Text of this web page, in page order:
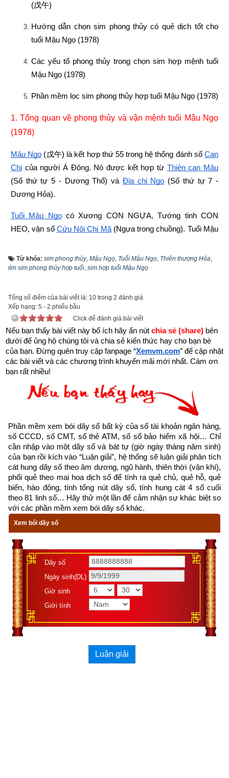
(戊午)
Hướng dẫn chọn sim phong thủy có quẻ dịch tốt cho
tuổi Mậu Ngọ (1978)
Các yếu tố phong thủy trong chọn sim hợp mệnh tuổi
Mậu Ngọ (1978)
Phần mềm lọc sim phong thủy hợp tuổi Mậu Ngọ (1978)
1. Tổng quan về phong thủy và vận mệnh tuổi Mậu Ngọ
(1978)
Mậu Ngọ (戊午) là kết hợp thứ 55 trong hệ thống đánh số Can
Chi của người Á Đông. Nó được kết hợp từ Thiên can Mậu
(Số thứ tự 5 - Dương Thổ) và Địa chi Ngọ (Số thứ tự 7 -
Dương Hỏa).
Tuổi Mậu Ngọ có Xương CON NGỰA, Tướng tinh CON
HEO, vận số Cứu Nội Chi Mã (Ngựa trong chuồng). Tuổi Mậu
(hay ngũ hành nạp âm) là là Thiên thượng Hỏa (Lửa trên trời
“Thiên” là trời, “Thượng” là trên còn “Hỏa” là lửa nên Thiên
ngọn lửa này chiếu sáng vạn vật chốn nhân gian, đem đến sự
ấm áp, sự sống cho nhân loại.
Theo bảng tra mệnh cung phi bát trạch thì Tuổi Mậu Ngọ 1978
nam có mệnh Số 4 – Tứ Lục – Cung phi là cung Tốn thuộc
nhóm
Đông Tứ Trạch (Đông Tứ Mệnh) nên chọn vợ có cung
mệnh Khảm (Số 1), Chấn (số 3), Tốn (số 4), Ly (Số 9) và các
hướng tốt là Chính Bắc, Chính Đông, Chính Nam, Đông Nam.
Tránh chọn vợ thuộc nhóm Tây Tứ Trạch có cung mệnh Khôn
(Số 2), Càn (Số 6), Đoài (số 7), Cấn (số 8) và các hướng xấu
là Đông Bắc, Chính Tây, Tây Bắc, Tây Nam.
Xem chi tiết luận tính cách, bảng cửu cung phi tinh, hướng tốt
xấu, Bảng phối cung phi vợ chồng của mệnh Số 4 – Tứ Lục –
bát trạch cung Tốn qua bài viết sau: “Luận giải phong thủy
người có mệnh bát trạch cung Tốn - Tứ Lục (Số 4)”
Từ khóa: sim phong thủy, Mậu Ngọ, Tuổi Mậu Ngọ, Thiên thượng Hỏa,
tìm sim phong thủy hợp tuổi, sim hợp tuổi Mậu Ngọ
Tổng số điểm của bài viết là: 10 trong 2 đánh giá
Xếp hạng: 5 - 2 phiếu bầu
Click để đánh giá bài viết
Nếu bạn thấy bài viết này bổ ích hãy ấn nút chia sẻ (share) bên
dưới để ủng hộ chúng tôi và chia sẻ kiến thức hay cho bạn bè
của bạn. Đừng quên truy cập fanpage “Xemvm.com” để cập nhật
các bài viết và các chương trình khuyến mãi mới nhất. Cám ơn
bạn rất nhiều!
Phần mềm xem bói dãy số bất kỳ của số tài khoản ngân hàng,
số CCCD, số CMT, số thẻ ATM, số sổ bảo hiểm xã hội… Chỉ
cần nhập vào một dãy số và bát tự (giờ ngày tháng năm sinh)
của bạn rồi kích vào “Luận giải”, hệ thống sẽ luận giải phân tích
cát hung dãy số theo âm dương, ngũ hành, thiên thời (vận khí),
phối quẻ theo mai hoa dịch số để tính ra quẻ chủ, quẻ hỗ, quẻ
biến, hào động, tính tổng nút dãy số, tính hung cát 4 số cuối
theo 81 linh số… Hãy thử một lần để cảm nhận sự khác biệt so
với các phần mềm xem bói dãy số khác.
Xem bói dãy số
Dãy số
Ngày sinh(DL)
Giờ sinh
Giới tính
Luận giải